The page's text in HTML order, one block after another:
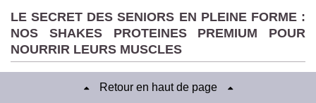
LE SECRET DES SENIORS EN PLEINE FORME :
NOS SHAKES PROTEINES PREMIUM POUR
NOURRIR LEURS MUSCLES
Pourquoi certains seniors conservent-ils force, énergie et
Retour en haut de page